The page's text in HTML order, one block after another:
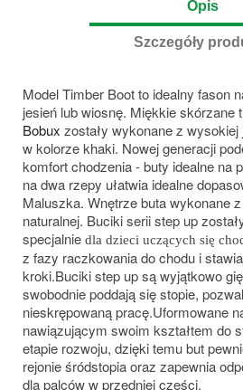
Opis
Szczegóły
Model Timber Boot to idealny fason
jesień lub wiosnę. Miękkie skórzane
Bobux zostały wykonane z
w kolorze khaki. Nowej generacji
komfort chodzenia - buty idealne na
na dwa rzepy ułatwia idealne
Maluszka. Wnętrze buta wykonane
naturalnej. Buciki serii step up
specjalnie dla dzieci uczących się
z fazy raczkowania do chodu i
kroki.Buciki step up są wyjątkowo
swobodnie poddają się stopie,
nieskrępowaną pracę.Uformowane
nawiązującym swoim kształtem do
etapie rozwoju, dzięki temu but
rejonie śródstopia oraz zapewnia
dla palców w przedniej części.